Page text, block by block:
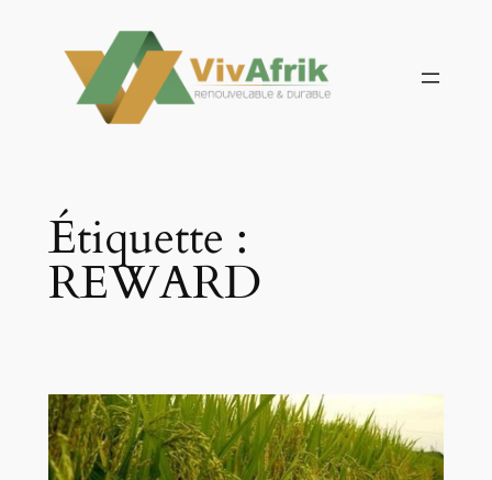
contenu
Étiquette :
REWARD